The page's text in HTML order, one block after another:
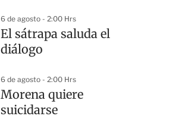
6 de agosto - 2:00 Hrs
El sátrapa saluda el
diálogo
6 de agosto - 2:00 Hrs
Morena quiere
suicidarse